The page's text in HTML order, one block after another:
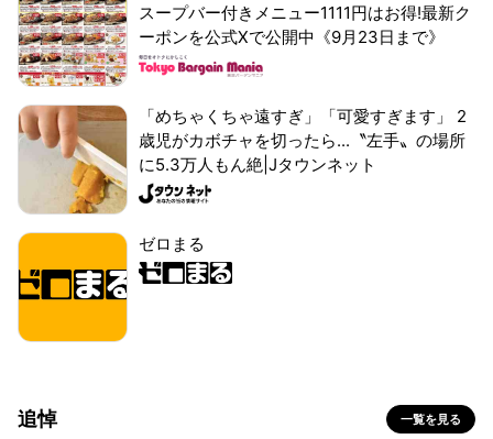
スープバー付きメニュー1111円はお得!最新ク
ーポンを公式Xで公開中《9月23日まで》
「めちゃくちゃ遠すぎ」「可愛すぎます」 2
歳児がカボチャを切ったら...〝左手〟の場所
に5.3万人もん絶|Jタウンネット
ゼロまる
追悼 一覧を見る